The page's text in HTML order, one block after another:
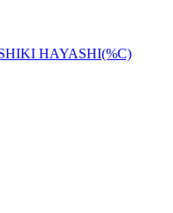
HAYASHI(%C)